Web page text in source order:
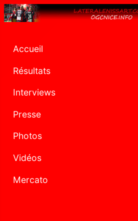
Accueil
Résultats
Interviews
Presse
Photos
Vidéos
Mercato